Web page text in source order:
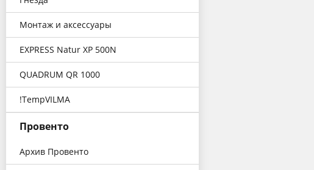
Монтаж и аксессуары
EXPRESS Natur XP 500N
QUADRUM QR 1000
!TempVILMA
Провенто
Архив Провенто